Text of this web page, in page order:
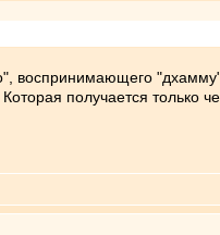
воспринимающего
получается только